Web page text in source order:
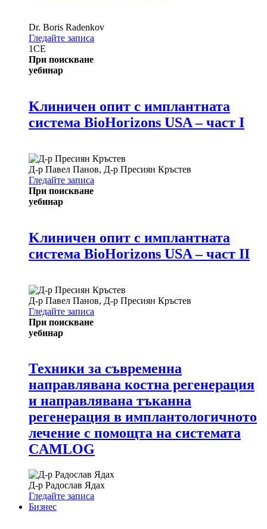
Dr. Boris Radenkov
Гледайте записа
1CE
При поискване
уебинар
Kлиничен опит с имплантната
система BioHorizons USA – част I
Д-р Павел Панов, Д-р Пресиян Кръстев
Гледайте записа
При поискване
уебинар
Kлиничен опит с имплантната
система BioHorizons USA – част II
Д-р Павел Панов, Д-р Пресиян Кръстев
Гледайте записа
При поискване
уебинар
Техники за съвременна
направлявана костна регенерация
и направлявана тъканна
регенерация в имплантологичното
лечение с помощта на системата
CAMLOG
Д-р Радослав Ядах
Гледайте записа
Бизнес